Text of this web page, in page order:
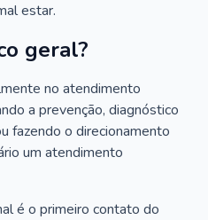
estar.
geral?
no atendimento
a prevenção, diagnóstico
fazendo o direcionamento
um atendimento
é o primeiro contato do